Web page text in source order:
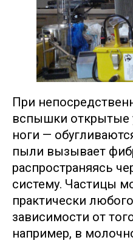
При
вспышки открытые
ноги —
пыли вызывает
распространяясь
систему. Частицы
практически
зависимости от
например, в